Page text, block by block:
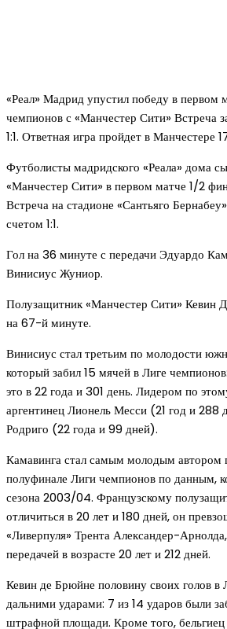
«Реал» Мадрид упустил победу в первом
чемпионов с «Манчестер Сити» Встреча
1:1. Ответная игра пройдет в Манчестере
Футболисты мадридского «Реала» дома
«Манчестер Сити» в первом матче 1/2
Встреча на стадионе «Сантьяго
счетом 1:1.
Гол на 36 минуте с передачи Эдуардо
Винисиус Жуниор.
Полузащитник «Манчестер Сити» Кевин
на 67-й минуте.
Винисиус стал третьим по молодости
который забил 15 мячей в Лиге
это в 22 года и 301 день. Лидером по
аргентинец Лионель Месси (21 год и 288
Родриго (22 года и 99 дней).
Камавинга стал самым молодым автором
полуфинале Лиги чемпионов по данным,
сезона 2003/04. Французскому
отличиться в 20 лет и 180 дней, он
«Ливерпуля» Трента Александер-
передачей в возрасте 20 лет и 212 дней.
Кевин де Брюйне половину своих голов в
дальними ударами: 7 из 14 ударов были
штрафной площади. Кроме того,